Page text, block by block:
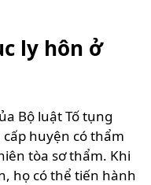
ly hôn ở
Bộ luật Tố tụng
huyện có thẩm
tòa sơ thẩm. Khi
họ có thể tiến hành